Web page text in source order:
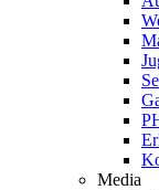
Media